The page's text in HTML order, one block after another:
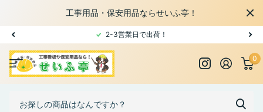
工事用品・保安用品ならせいふ亭！
2-3営業日で出荷！
0